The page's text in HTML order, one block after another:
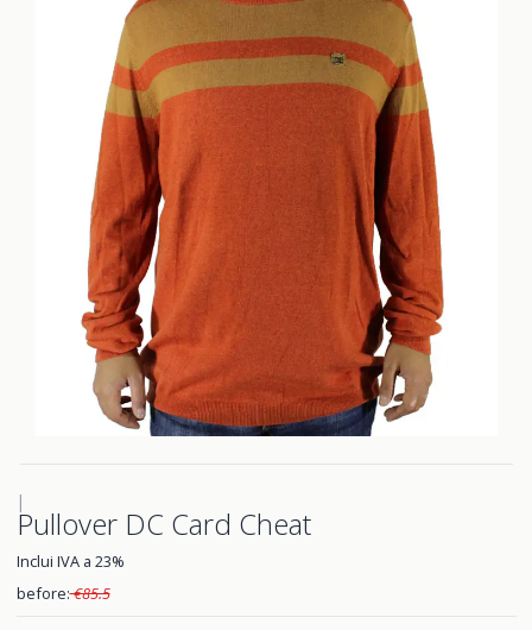
|
Pullover DC Card Cheat
Inclui IVA a 23%
before:€85.5